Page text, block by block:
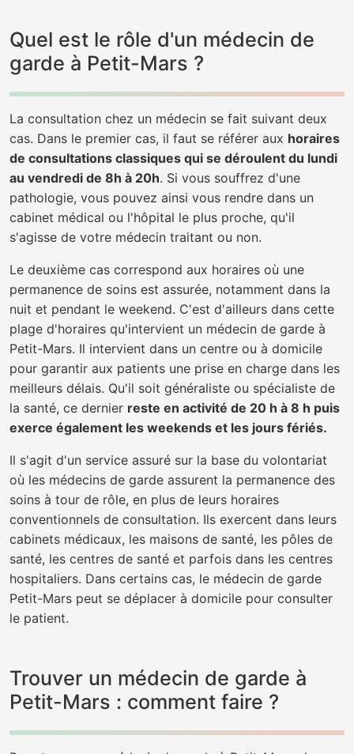
Quel est le rôle d'un médecin de
garde à Petit-Mars ?
La consultation chez un médecin se fait suivant deux
cas. Dans le premier cas, il faut se référer aux horaires
de consultations classiques qui se déroulent du lundi
au vendredi de 8h à 20h. Si vous souffrez d'une
pathologie, vous pouvez ainsi vous rendre dans un
cabinet médical ou l'hôpital le plus proche, qu'il
s'agisse de votre médecin traitant ou non.
Le deuxième cas correspond aux horaires où une
permanence de soins est assurée, notamment dans la
nuit et pendant le weekend. C'est d'ailleurs dans cette
plage d'horaires qu'intervient un médecin de garde à
Petit-Mars. Il intervient dans un centre ou à domicile
pour garantir aux patients une prise en charge dans les
meilleurs délais. Qu'il soit généraliste ou spécialiste de
la santé, ce dernier reste en activité de 20 h à 8 h puis
exerce également les weekends et les jours fériés.
Il s'agit d'un service assuré sur la base du volontariat
où les médecins de garde assurent la permanence des
soins à tour de rôle, en plus de leurs horaires
conventionnels de consultation. Ils exercent dans leurs
cabinets médicaux, les maisons de santé, les pôles de
santé, les centres de santé et parfois dans les centres
hospitaliers. Dans certains cas, le médecin de garde
Petit-Mars peut se déplacer à domicile pour consulter
le patient.
Trouver un médecin de garde à
Petit-Mars : comment faire ?